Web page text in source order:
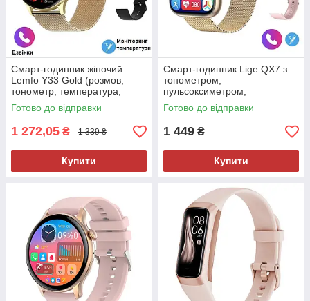
Смарт-годинник жіночий
Lemfo Y33 Gold (розмов,
тонометр, температура,
пульсоксиметр) 2 ремінці
Готово до відправки
1 272,05 ₴ 1 339 ₴
Купити
Смарт-годинник Lige QX7 з
тонометром,
пульсоксиметром,
температура тіла, 2 ремінці
Готово до відправки
1 449 ₴
Купити